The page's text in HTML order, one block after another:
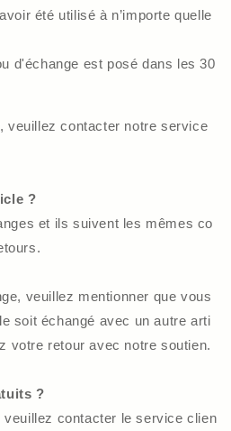
été utilisé à n’importe quelle
d'échange est posé dans les 30
veuillez contacter notre service
?
et ils suivent les mêmes co
veuillez mentionner que vous
soit échangé avec un autre arti
votre retour avec notre soutien.
?
veuillez contacter le service clien